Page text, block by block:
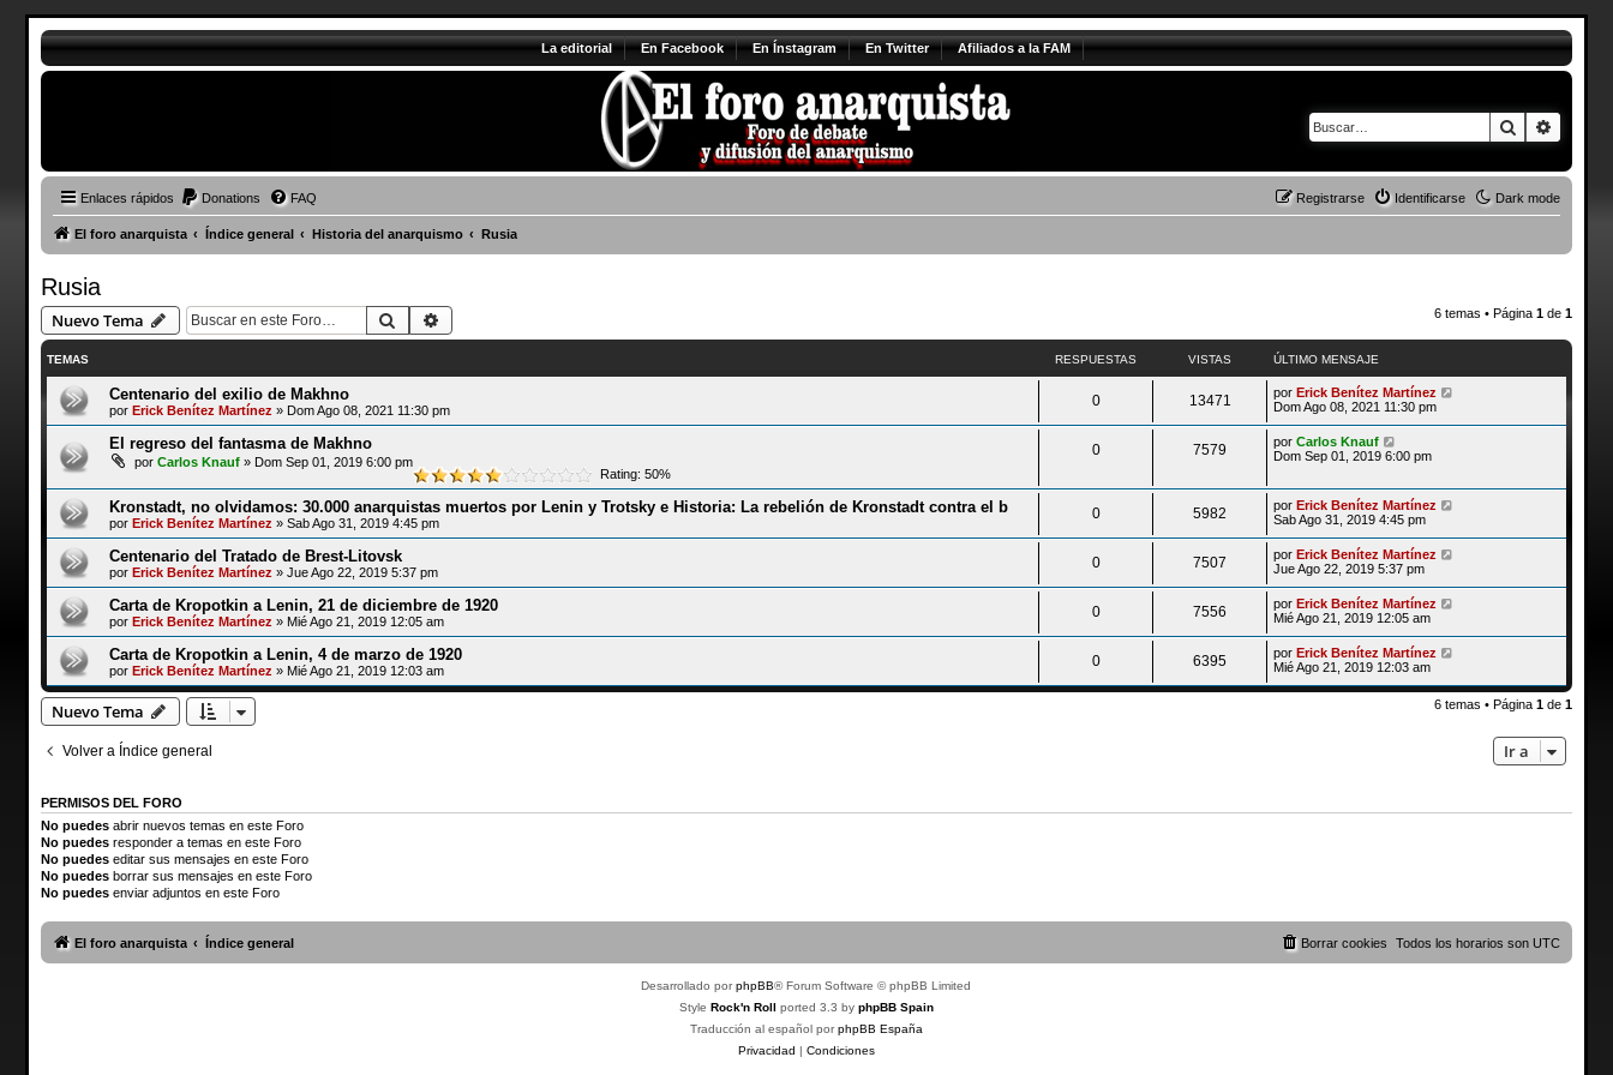
La editorial En Facebook En Ínstagram En Twitter Afiliados a la FAM
Buscar
Enlaces rápidos Dark mode
Donations FAQ Identificarse
Registrarse
El foro anarquista Índice general Historia del anarquismo Rusia
Rusia
Nuevo Tema Buscar 6 temas • Página1 de1
TEMAS RESPUESTAS VISTAS ÚLTIMO MENSAJE
Centenario del exilio de Makhno
por Erick Benítez Martínez » Dom Ago 08, 2021 11:30 pm
0 13471 porErick Benítez Martínez
Dom Ago 08, 2021 11:30 pm
El regreso del fantasma de Makhno
por Carlos Knauf» Dom Sep 01, 2019 6:00 pm
Rating: 50%
0 7579 porCarlos Knauf
Dom Sep 01, 2019 6:00 pm
Kronstadt, no olvidamos: 30.000 anarquistas muertos por Lenin y Trotsky e Historia: La rebelión de Kronstadt contra el b
por Erick Benítez Martínez » Sab Ago 31, 2019 4:45 pm
0 5982 porErick Benítez Martínez
Sab Ago 31, 2019 4:45 pm
Centenario del Tratado de Brest-Litovsk
por Erick Benítez Martínez » Jue Ago 22, 2019 5:37 pm
0 7507 porErick Benítez Martínez
Jue Ago 22, 2019 5:37 pm
Carta de Kropotkin a Lenin, 21 de diciembre de 1920
por Erick Benítez Martínez » Mié Ago 21, 2019 12:05 am
0 7556 porErick Benítez Martínez
Mié Ago 21, 2019 12:05 am
Carta de Kropotkin a Lenin, 4 de marzo de 1920
por Erick Benítez Martínez » Mié Ago 21, 2019 12:03 am
0 6395 porErick Benítez Martínez
Mié Ago 21, 2019 12:03 am
Nuevo Tema 6 temas • Página1 de1
Volver a Índice general Ir a
PERMISOS DEL FORO
No puedesabrir nuevos temas en este Foro
No puedesresponder a temas en este Foro
No puedeseditar sus mensajes en este Foro
No puedesborrar sus mensajes en este Foro
No puedesenviar adjuntos en este Foro
El foro anarquista Índice general Todos los horarios sonUTC
Borrar cookies
Desarrollado porphpBB® Forum Software © phpBB Limited
Style Rock'n Roll ported 3.3 by phpBB Spain
Traducción al español porphpBB España
Privacidad | Condiciones